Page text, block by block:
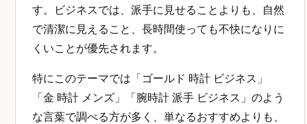
す。ビジネスでは、派手に見せることよりも、自然
で清潔に見えること、長時間使っても不快になりに
くいことが優先されます。
特にこのテーマでは「ゴールド 時計 ビジネス」
「金 時計 メンズ」「腕時計 派手 ビジネス」のよう
な言葉で調べる方が多く、単なるおすすめよりも、